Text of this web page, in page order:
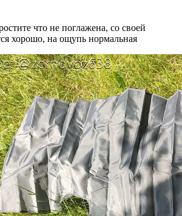
что не поглажена, со своей
хорошо, на ощупь нормальная